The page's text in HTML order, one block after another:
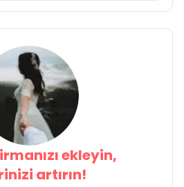
ekleyin,
artırın!